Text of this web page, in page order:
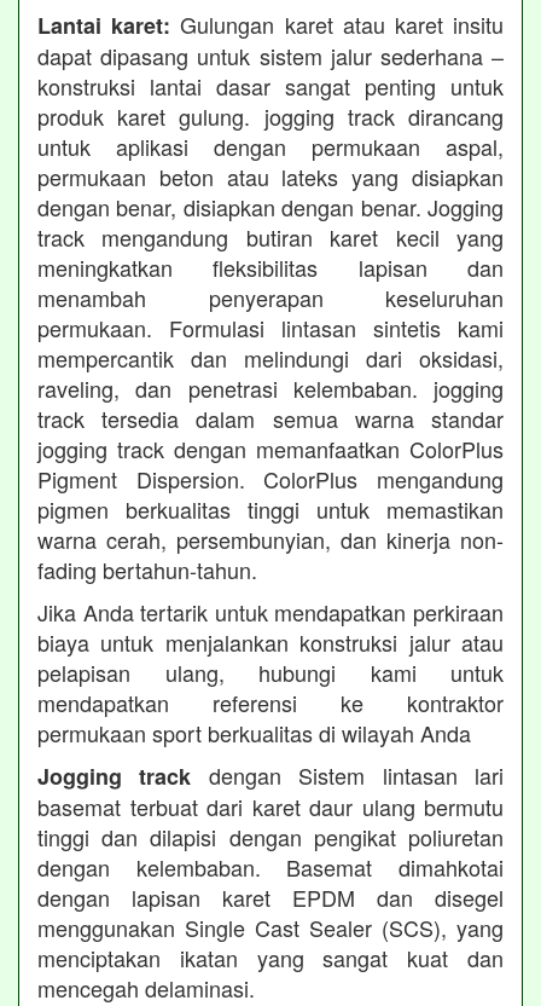
Lantai karet: Gulungan karet atau karet insitu
dapat dipasang untuk sistem jalur sederhana –
konstruksi lantai dasar sangat penting untuk
produk karet gulung. jogging track dirancang
untuk aplikasi dengan permukaan aspal,
permukaan beton atau lateks yang disiapkan
dengan benar, disiapkan dengan benar. Jogging
track mengandung butiran karet kecil yang
meningkatkan fleksibilitas lapisan dan
menambah penyerapan keseluruhan
permukaan. Formulasi lintasan sintetis kami
mempercantik dan melindungi dari oksidasi,
raveling, dan penetrasi kelembaban. jogging
track tersedia dalam semua warna standar
jogging track dengan memanfaatkan ColorPlus
Pigment Dispersion. ColorPlus mengandung
pigmen berkualitas tinggi untuk memastikan
warna cerah, persembunyian, dan kinerja non-
fading bertahun-tahun.
Jika Anda tertarik untuk mendapatkan perkiraan
biaya untuk menjalankan konstruksi jalur atau
pelapisan ulang, hubungi kami untuk
mendapatkan referensi ke kontraktor
permukaan sport berkualitas di wilayah Anda
Jogging track dengan Sistem lintasan lari
basemat terbuat dari karet daur ulang bermutu
tinggi dan dilapisi dengan pengikat poliuretan
dengan kelembaban. Basemat dimahkotai
dengan lapisan karet EPDM dan disegel
menggunakan Single Cast Sealer (SCS), yang
menciptakan ikatan yang sangat kuat dan
mencegah delaminasi.